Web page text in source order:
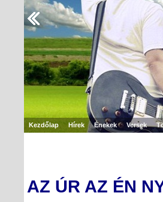
Kezdőlap Hírek Énekek Versek
AZ ÚR AZ ÉN